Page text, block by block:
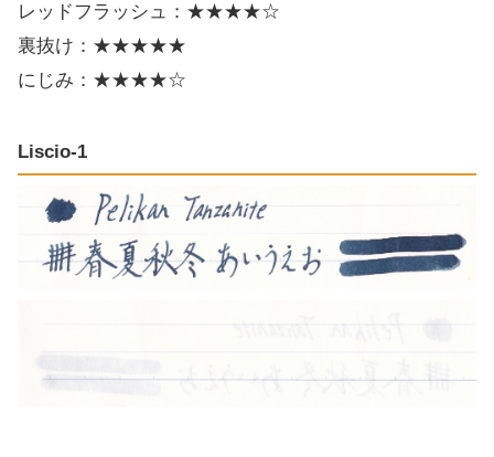
レッドフラッシュ：★★★★☆
裏抜け：★★★★★
にじみ：★★★★☆
Liscio-1